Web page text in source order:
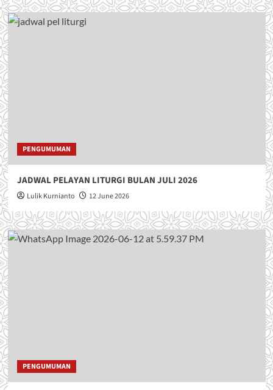
PENGUMUMAN
JADWAL PELAYAN LITURGI BULAN JULI 2026
Lulik Kurnianto 12 June 2026
PENGUMUMAN